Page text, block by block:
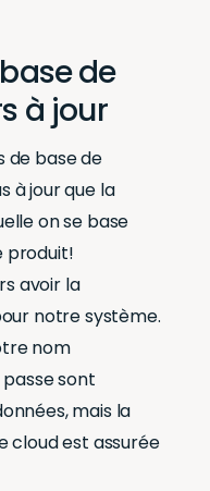
de
à jour
de base de
à jour que la
on se base
produit!
avoir la
notre système.
nom
sont
mais la
cloud est assurée